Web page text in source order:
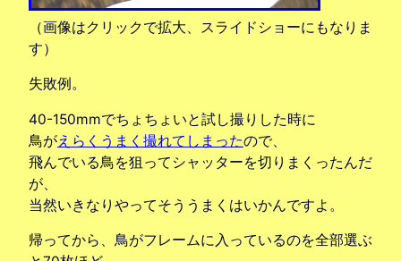
（画像はクリックで拡大、スライドショーにもなりま
す）
失敗例。
40-150mmでちょちょいと試し撮りした時に
鳥がえらくうまく撮れてしまったので、
飛んでいる鳥を狙ってシャッターを切りまくったんだ
が、
当然いきなりやってそううまくはいかんですよ。
帰ってから、鳥がフレームに入っているのを全部選ぶ